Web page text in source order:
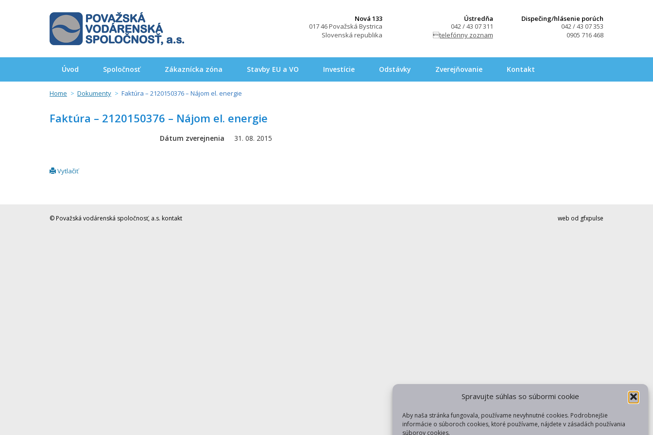
Spravujte súhlas so súbormi cookie
Aby naša stránka fungovala, používame nevyhnutné cookies. Podrobnejšie
informácie o súboroch cookies, ktoré používame, nájdete v zásadách používania
súborov cookies.
Nová 133
017 46 Považská Bystrica
Slovenská republika
Ústredňa
042 / 43 07 311
telefónny zoznam
Dispečing/hlásenie porúch
042 / 43 07 353
0905 716 468
Úvod Spoločnosť Zákaznícka zóna Stavby EU a VO Investície Odstávky Zverejňovanie Kontakt
Home Dokumenty Faktúra – 2120150376 – Nájom el. energie
Faktúra – 2120150376 – Nájom el. energie
Dátum zverejnenia 31. 08. 2015
Vytlačiť
© Považská vodárenská spoločnosť, a.s. kontakt web od gfxpulse